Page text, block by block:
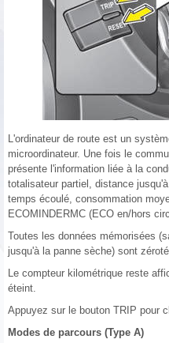
L'ordinateur de route est un
microordinateur. Une fois le
présente l'information liée à la
totalisateur partiel, distance
temps écoulé, consommation
ECOMINDERMC (ECO en/hors
Toutes les données mémorisées
jusqu'à la panne sèche) sont
Le compteur kilométrique reste
éteint.
Appuyez sur le bouton TRIP pour
Modes de parcours (Type A)